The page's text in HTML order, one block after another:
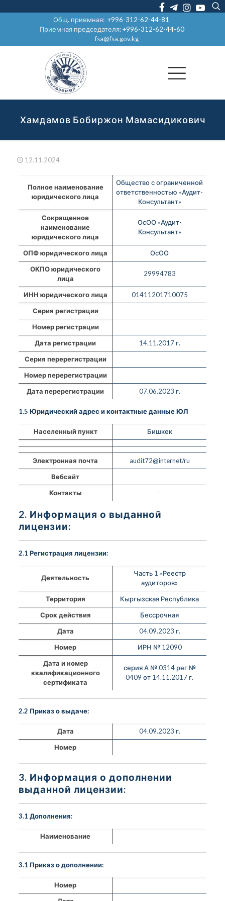
Общ. приемная:+996-312-62-44-81
Приемная председателя:+996-312-62-44-60
fsa@fsa.gov.kg
Хамдамов Бобиржон Мамасидикович
12.11.2024
Полное наименование
юридического лица
Общество с ограниченной
ответственностью «Аудит-
Консультант»
Сокращенное
наименование
юридического лица
ОсОО «Аудит-
Консультант»
ОПФ юридического лица
ОсОО
ОКПО юридического
лица
29994783
ИНН юридического лица
01411201710075
Серия регистрации
Номер регистрации
Дата регистрации
14.11.2017 г.
Серия перерегистрации
Номер перерегистрации
Дата перерегистрации
07.06.2023 г.
1.5 Юридический адрес и контактные данные ЮЛ
Населенный пункт Бишкек
Электронная почта
audit72@internet/ru
Вебсайт
Контакты
—
2. Информация о выданной
лицензии:
2.1 Регистрация лицензии:
Деятельность
Часть 1 «Реестр
аудиторов»
Территория
Кыргызская Республика
Срок действия
Бессрочная
Дата
04.09.2023 г.
Номер
ИРН № 12090
Дата и номер
квалификационного
сертификата
серия А № 0314 рег №
0409 от 14.11.2017 г.
2.2 Приказ о выдаче:
Дата
04.09.2023 г.
Номер
3. Информация о дополнении
выданной лицензии:
3.1 Дополнения:
Наименование
3.1 Приказ о дополнении:
Номер